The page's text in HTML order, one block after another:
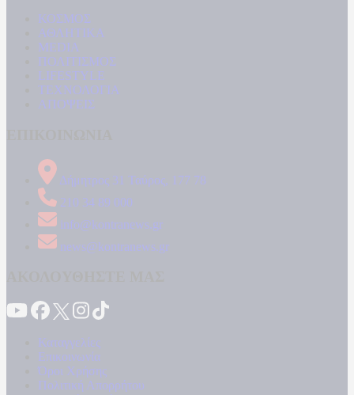
ΚΟΣΜΟΣ
ΑΘΛΗΤΙΚΑ
MEDIA
ΠΟΛΙΤΙΣΜΟΣ
LIFESTYLE
ΤΕΧΝΟΛΟΓΙΑ
ΑΠΟΨΕΙΣ
Δήμητρος 31 Ταύρος, 177 78
210 34 89 000
info@kontranews.gr
news@kontranews.gr
Καταγγελίες
Επικοινωνία
Όροι Χρήσης
Πολιτική Απορρήτου